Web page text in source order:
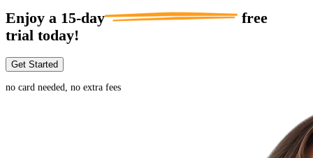
Enjoy a 15-day
free
trial today!
Get Started
no card needed, no extra fees